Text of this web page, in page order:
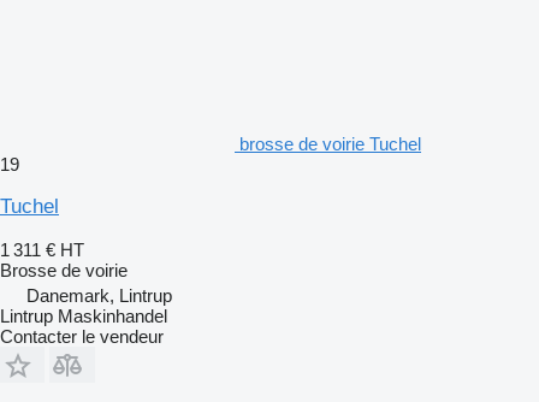
brosse de voirie Tuchel
19
Tuchel
1 311 € HT
Brosse de voirie
Danemark, Lintrup
Lintrup Maskinhandel
Contacter le vendeur